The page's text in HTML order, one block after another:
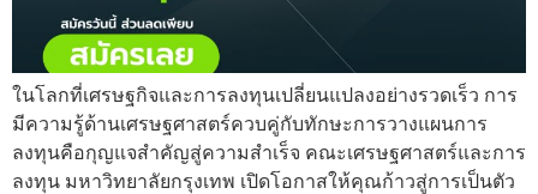
ในโลกที่เศรษฐกิจและการลงทุนเปลี่ยนแปลงอย่างรวดเร็ว การ
มีความรู้ด้านเศรษฐศาสตร์ควบคู่กับทักษะการวางแผนการ
ลงทุนคือกุญแจสำคัญสู่ความสำเร็จ คณะเศรษฐศาสตร์และการ
ลงทุน มหาวิทยาลัยกรุงเทพ เปิดโอกาสให้คุณก้าวสู่การเป็นตัว